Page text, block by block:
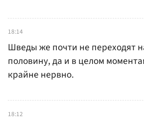
18:14
Шведы же почти не переходят
половину, да и в целом
крайне нервно.
18:12